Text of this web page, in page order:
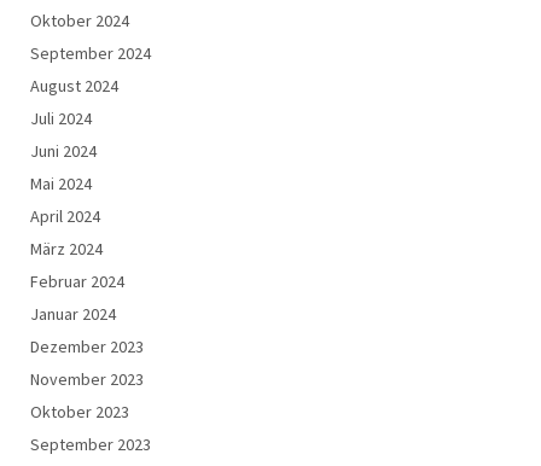
Oktober 2024
September 2024
August 2024
Juli 2024
Juni 2024
Mai 2024
April 2024
März 2024
Februar 2024
Januar 2024
Dezember 2023
November 2023
Oktober 2023
September 2023